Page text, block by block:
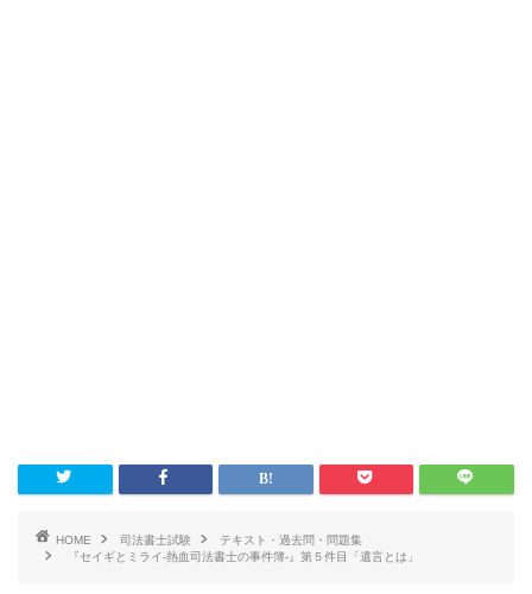
HOME 司法書士試験
テキスト・過去問・問題集
『セイギとミライ-熱血司法書士の事件簿-』第５件目「遺言とは」